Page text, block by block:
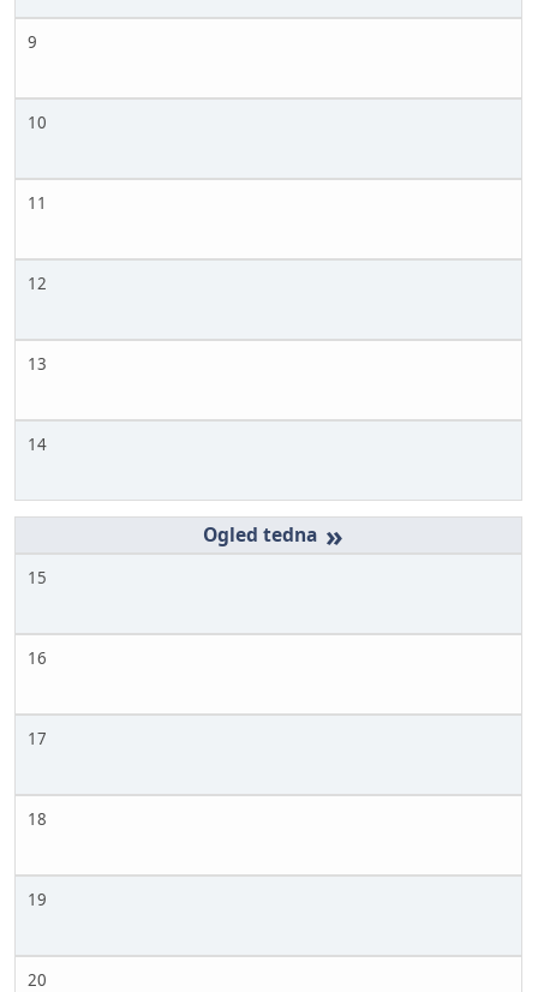
9
10
11
12
13
14
»
15
16
17
18
19
20